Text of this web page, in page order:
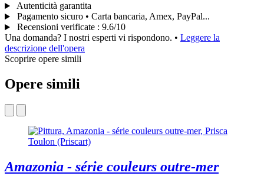
Autenticità garantita
Pagamento sicuro • Carta bancaria, Amex, PayPal...
Recensioni verificate : 9.6/10
Una domanda? I nostri esperti vi rispondono. • Leggere la
descrizione dell'opera
Scoprire opere simili
Opere simili
Amazonia - série couleurs outre-mer